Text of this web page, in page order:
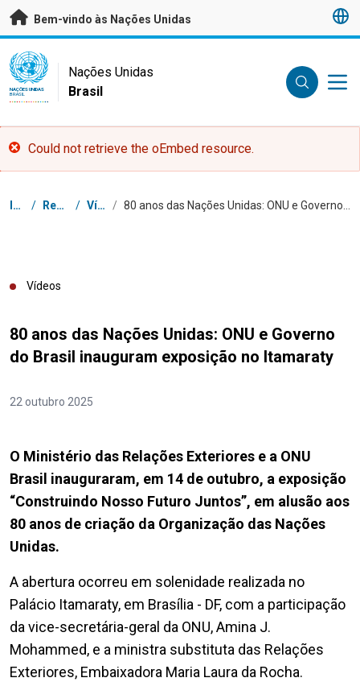
Saltar para conteúdo principal
Bem-vindo às Nações Unidas
UN Logo
NAÇÕES UNIDAS
BRASIL
Nações Unidas
Brasil
Error message
Could not retrieve the oEmbed resource.
Navegação
Início / Recursos / Vídeos /
Vídeos
80 anos das Nações Unidas: ONU e Governo
do Brasil inauguram exposição no Itamaraty
22 outubro 2025
O Ministério das Relações Exteriores e a ONU
Brasil inauguraram, em 14 de outubro, a exposição
“Construindo Nosso Futuro Juntos”, em alusão aos
80 anos de criação da Organização das Nações
Unidas.
A abertura ocorreu em solenidade realizada no
Palácio Itamaraty, em Brasília - DF, com a participação
da vice-secretária-geral da ONU, Amina J.
Mohammed, e a ministra substituta das Relações
Exteriores, Embaixadora Maria Laura da Rocha.